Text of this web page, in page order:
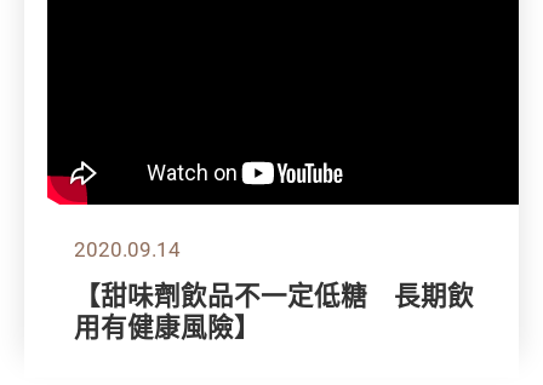
2020.09.14
【甜味劑飲品不一定低糖 長期飲
用有健康風險】